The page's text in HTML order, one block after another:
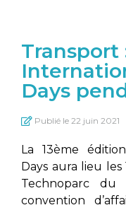
Transport
Days
Publié le 22 juin 2021
La 13ème
Days aura lieu
Technoparc
convention